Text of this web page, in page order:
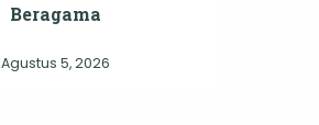
Beragama
Agustus 5, 2026